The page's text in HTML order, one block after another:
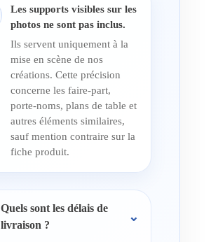
Les supports visibles sur les
photos ne sont pas inclus.
Ils servent uniquement à la
mise en scène de nos
créations. Cette précision
concerne les faire-part,
porte-noms, plans de table et
autres éléments similaires,
sauf mention contraire sur la
fiche produit.
Quels sont les délais de
livraison ?